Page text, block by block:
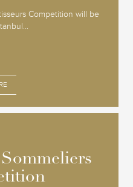
Competition will be